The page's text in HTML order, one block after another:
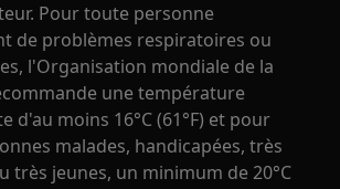
Pour toute personne
de problèmes respiratoires ou
l'Organisation mondiale de la
une température
d'au moins 16°C (61°F) et pour
malades, handicapées, très
très jeunes, un minimum de 20°C